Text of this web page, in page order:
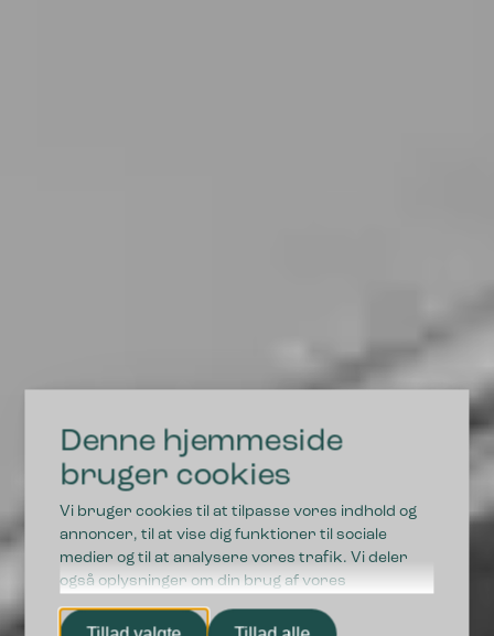
Denne hjemmeside
bruger cookies
Vi bruger cookies til at tilpasse vores indhold og
annoncer, til at vise dig funktioner til sociale
medier og til at analysere vores trafik. Vi deler
også oplysninger om din brug af vores
hjemmeside med vores partnere inden for sociale
medier, annonceringspartnere og
DRIFTSSIKRE LØSNINGER I HØJ KVALITET
Vi styrker fremtidens
affaldssortering